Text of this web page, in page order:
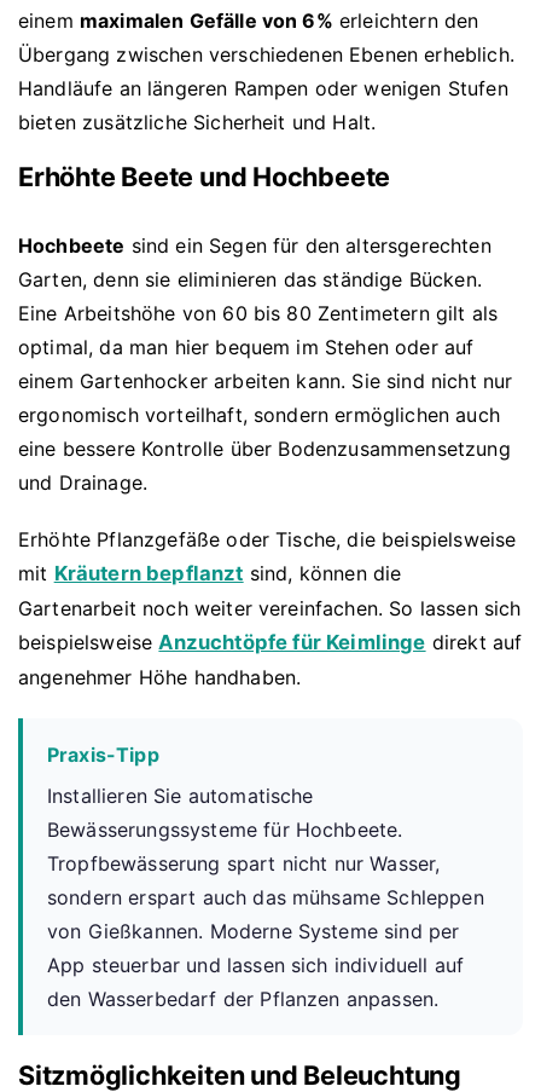
einem maximalen Gefälle von 6% erleichtern den
Übergang zwischen verschiedenen Ebenen erheblich.
Handläufe an längeren Rampen oder wenigen Stufen
bieten zusätzliche Sicherheit und Halt.
Erhöhte Beete und Hochbeete
Hochbeete sind ein Segen für den altersgerechten
Garten, denn sie eliminieren das ständige Bücken.
Eine Arbeitshöhe von 60 bis 80 Zentimetern gilt als
optimal, da man hier bequem im Stehen oder auf
einem Gartenhocker arbeiten kann. Sie sind nicht nur
ergonomisch vorteilhaft, sondern ermöglichen auch
eine bessere Kontrolle über Bodenzusammensetzung
und Drainage.
Erhöhte Pflanzgefäße oder Tische, die beispielsweise
mit Kräutern bepflanzt sind, können die
Gartenarbeit noch weiter vereinfachen. So lassen sich
beispielsweiseAnzuchtöpfe für Keimlinge direkt auf
angenehmer Höhe handhaben.
Praxis-Tipp
Installieren Sie automatische
Bewässerungssysteme für Hochbeete.
Tropfbewässerung spart nicht nur Wasser,
sondern erspart auch das mühsame Schleppen
von Gießkannen. Moderne Systeme sind per
App steuerbar und lassen sich individuell auf
den Wasserbedarf der Pflanzen anpassen.
Sitzmöglichkeiten und Beleuchtung